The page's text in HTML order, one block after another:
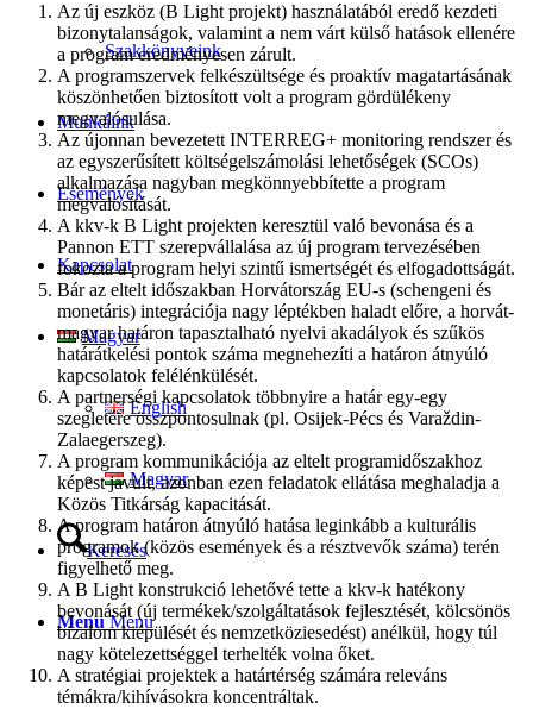
Szakkönyveink
Munkáink
Események
Kapcsolat
Magyar
English
Magyar
Keresés
Menu Menu
Az új eszköz (B Light projekt) használatából eredő kezdeti
bizonytalanságok, valamint a nem várt külső hatások ellenére
a program eredményesen zárult.
A programszervek felkészültsége és proaktív magatartásának
köszönhetően biztosított volt a program gördülékeny
megvalósulása.
Az újonnan bevezetett INTERREG+ monitoring rendszer és
az egyszerűsített költségelszámolási lehetőségek (SCOs)
alkalmazása nagyban megkönnyebbítette a program
megvalósítását.
A kkv-k B Light projekten keresztül való bevonása és a
Pannon ETT szerepvállalása az új program tervezésében
fokozta a program helyi szintű ismertségét és elfogadottságát.
Bár az eltelt időszakban Horvátország EU-s (schengeni és
monetáris) integrációja nagy léptékben haladt előre, a horvát-
magyar határon tapasztalható nyelvi akadályok és szűkös
határátkelési pontok száma megnehezíti a határon átnyúló
kapcsolatok felélénkülését.
A partnerségi kapcsolatok többnyire a határ egy-egy
szegletére összpontosulnak (pl. Osijek-Pécs és Varaždin-
Zalaegerszeg).
A program kommunikációja az eltelt programidőszakhoz
képest javult, azonban ezen feladatok ellátása meghaladja a
Közös Titkárság kapacitását.
A program határon átnyúló hatása leginkább a kulturális
programok (közös események és a résztvevők száma) terén
figyelhető meg.
A B Light konstrukció lehetővé tette a kkv-k hatékony
bevonását (új termékek/szolgáltatások fejlesztését, kölcsönös
bizalom kiépülését és nemzetköziesedést) anélkül, hogy túl
nagy kötelezettséggel terhelték volna őket.
A stratégiai projektek a határtérség számára releváns
témákra/kihívásokra koncentráltak.